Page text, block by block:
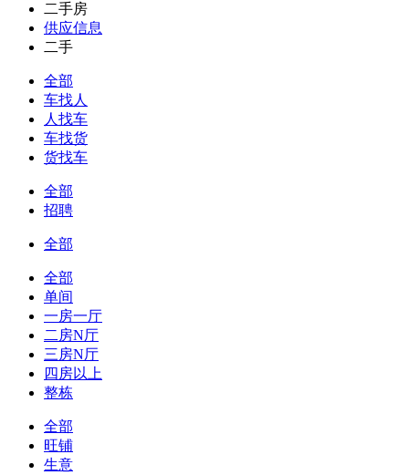
二手房
供应信息
二手
全部
车找人
人找车
车找货
货找车
全部
招聘
全部
全部
单间
一房一厅
二房N厅
三房N厅
四房以上
整栋
全部
旺铺
生意